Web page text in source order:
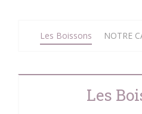
Les Boissons NOTRE
Les